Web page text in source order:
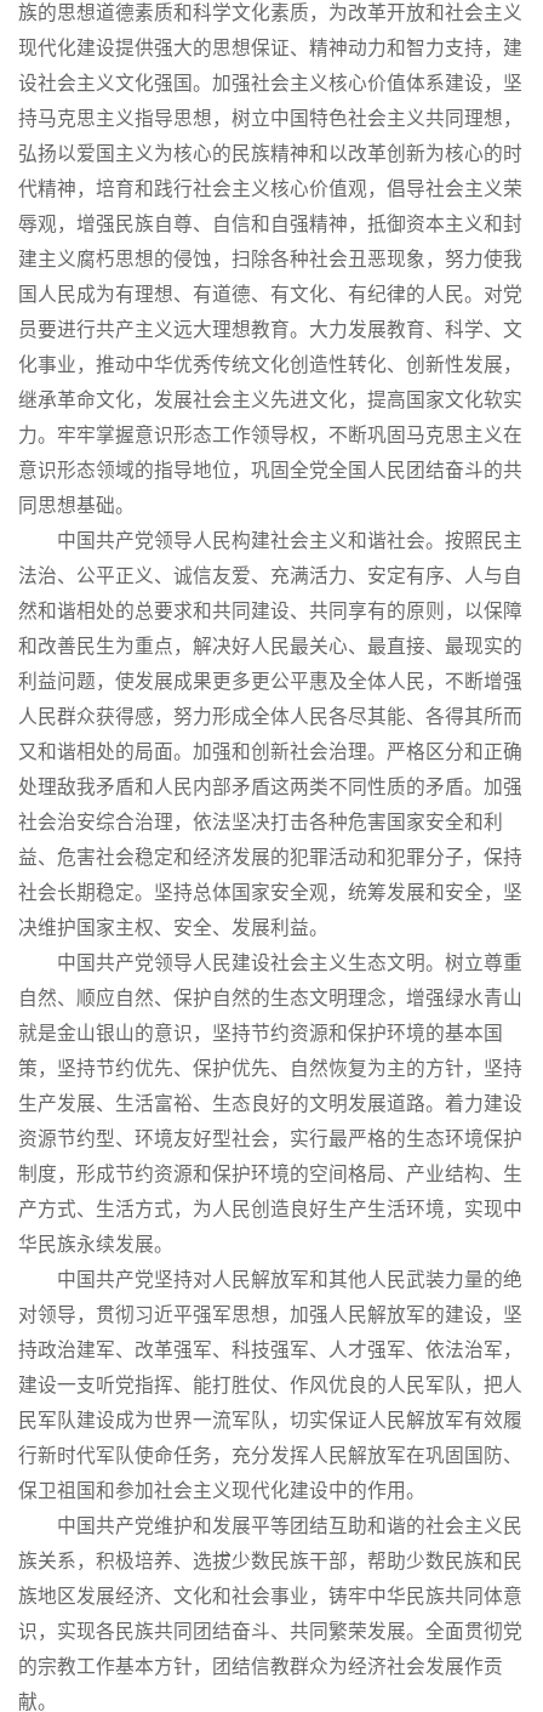
族的思想道德素质和科学文化素质，为改革开放和社会主义
现代化建设提供强大的思想保证、精神动力和智力支持，建
设社会主义文化强国。加强社会主义核心价值体系建设，坚
持马克思主义指导思想，树立中国特色社会主义共同理想，
弘扬以爱国主义为核心的民族精神和以改革创新为核心的时
代精神，培育和践行社会主义核心价值观，倡导社会主义荣
辱观，增强民族自尊、自信和自强精神，抵御资本主义和封
建主义腐朽思想的侵蚀，扫除各种社会丑恶现象，努力使我
国人民成为有理想、有道德、有文化、有纪律的人民。对党
员要进行共产主义远大理想教育。大力发展教育、科学、文
化事业，推动中华优秀传统文化创造性转化、创新性发展，
继承革命文化，发展社会主义先进文化，提高国家文化软实
力。牢牢掌握意识形态工作领导权，不断巩固马克思主义在
意识形态领域的指导地位，巩固全党全国人民团结奋斗的共
同思想基础。
中国共产党领导人民构建社会主义和谐社会。按照民主
法治、公平正义、诚信友爱、充满活力、安定有序、人与自
然和谐相处的总要求和共同建设、共同享有的原则，以保障
和改善民生为重点，解决好人民最关心、最直接、最现实的
利益问题，使发展成果更多更公平惠及全体人民，不断增强
人民群众获得感，努力形成全体人民各尽其能、各得其所而
又和谐相处的局面。加强和创新社会治理。严格区分和正确
处理敌我矛盾和人民内部矛盾这两类不同性质的矛盾。加强
社会治安综合治理，依法坚决打击各种危害国家安全和利
益、危害社会稳定和经济发展的犯罪活动和犯罪分子，保持
社会长期稳定。坚持总体国家安全观，统筹发展和安全，坚
决维护国家主权、安全、发展利益。
中国共产党领导人民建设社会主义生态文明。树立尊重
自然、顺应自然、保护自然的生态文明理念，增强绿水青山
就是金山银山的意识，坚持节约资源和保护环境的基本国
策，坚持节约优先、保护优先、自然恢复为主的方针，坚持
生产发展、生活富裕、生态良好的文明发展道路。着力建设
资源节约型、环境友好型社会，实行最严格的生态环境保护
制度，形成节约资源和保护环境的空间格局、产业结构、生
产方式、生活方式，为人民创造良好生产生活环境，实现中
华民族永续发展。
中国共产党坚持对人民解放军和其他人民武装力量的绝
对领导，贯彻习近平强军思想，加强人民解放军的建设，坚
持政治建军、改革强军、科技强军、人才强军、依法治军，
建设一支听党指挥、能打胜仗、作风优良的人民军队，把人
民军队建设成为世界一流军队，切实保证人民解放军有效履
行新时代军队使命任务，充分发挥人民解放军在巩固国防、
保卫祖国和参加社会主义现代化建设中的作用。
中国共产党维护和发展平等团结互助和谐的社会主义民
族关系，积极培养、选拔少数民族干部，帮助少数民族和民
族地区发展经济、文化和社会事业，铸牢中华民族共同体意
识，实现各民族共同团结奋斗、共同繁荣发展。全面贯彻党
的宗教工作基本方针，团结信教群众为经济社会发展作贡
献。